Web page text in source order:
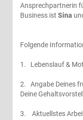
Ansprechpartnerin
Business ist Sina
Folgende
1. Lebenslauf &
2. Angabe Deines
Deine
3. Aktuellstes